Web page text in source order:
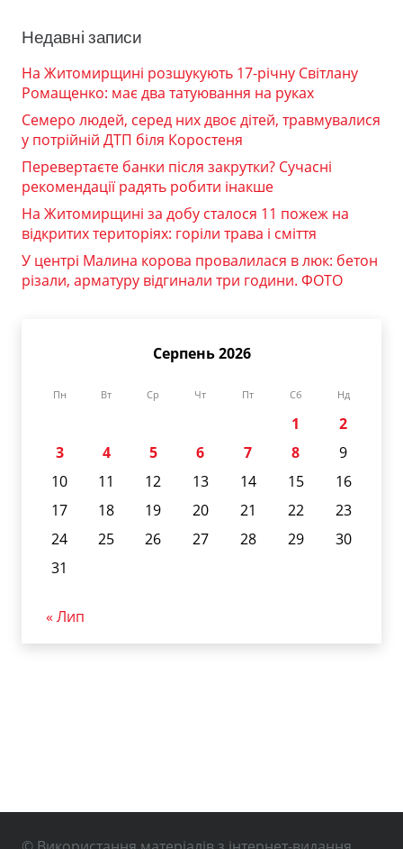
Недавні записи
На Житомирщині розшукують 17-річну Світлану
Ромащенко: має два татуювання на руках
Семеро людей, серед них двоє дітей, травмувалися
у потрійній ДТП біля Коростеня
Перевертаєте банки після закрутки? Сучасні
рекомендації радять робити інакше
На Житомирщині за добу сталося 11 пожеж на
відкритих територіях: горіли трава і сміття
У центрі Малина корова провалилася в люк: бетон
різали, арматуру відгинали три години. ФОТО
Серпень 2026
Пн Вт Ср Чт Пт Сб Нд
1
2
3
4 5 6 7 8
9
10
11 12 13 14 15
16
17
18 19 20 21 22
23
24
25 26 27 28 29
30
31
« Лип